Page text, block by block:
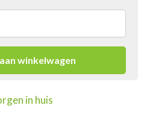
winkelwagen
in huis